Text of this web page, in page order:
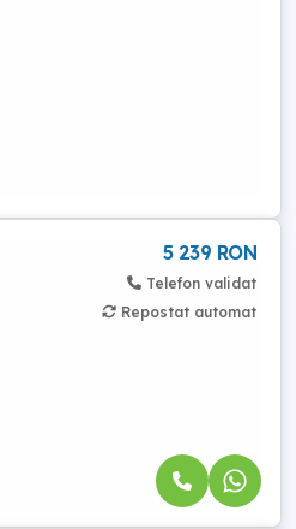
5 239 RON
Telefon validat
Repostat automat